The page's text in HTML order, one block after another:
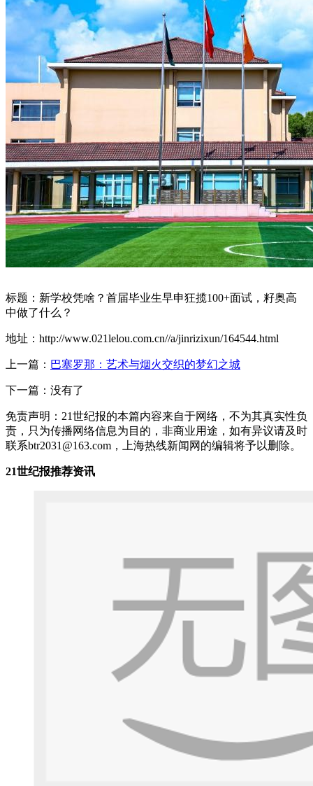
标题：新学校凭啥？首届毕业生早申狂揽100+面试，籽奥高
中做了什么？
地址：http://www.021lelou.com.cn//a/jinrizixun/164544.html
上一篇： 巴塞罗那：艺术与烟火交织的梦幻之城
下一篇：没有了
免责声明：21世纪报的本篇内容来自于网络，不为其真实性负
责，只为传播网络信息为目的，非商业用途，如有异议请及时
联系btr2031@163.com，上海热线新闻网的编辑将予以删除。
21世纪报推荐资讯